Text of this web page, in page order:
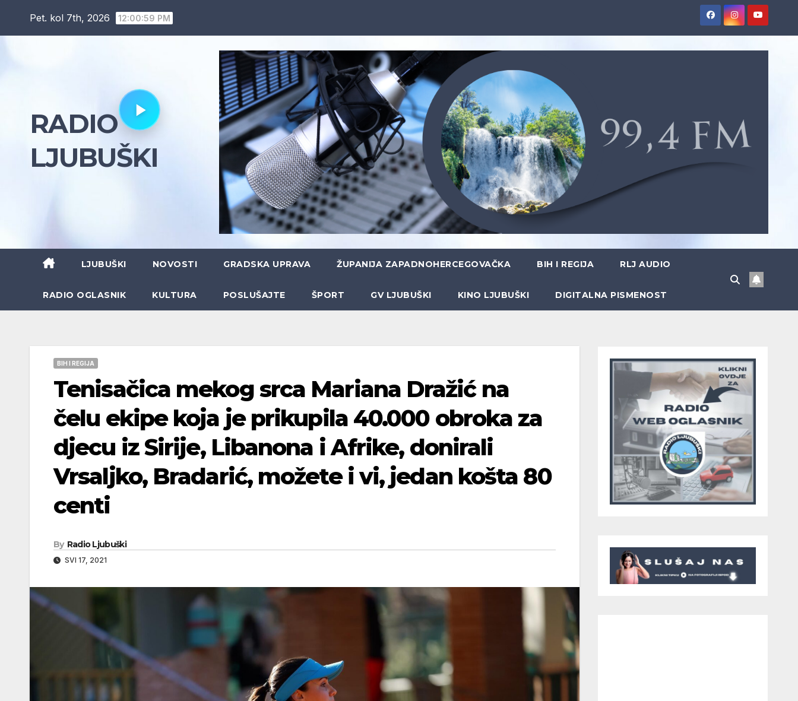
Pet. kol 7th, 2026 12:01:00 PM
RADIO
LJUBUŠKI
LJUBUŠKI NOVOSTI GRADSKA UPRAVA ŽUPANIJA ZAPADNOHERCEGOVAČKA BIH I REGIJA RLJ AUDIO
RADIO OGLASNIK KULTURA POSLUŠAJTE ŠPORT GV LJUBUŠKI KINO LJUBUŠKI DIGITALNA PISMENOST
BIH I REGIJA
Tenisačica mekog srca Mariana Dražić na
čelu ekipe koja je prikupila 40.000 obroka za
djecu iz Sirije, Libanona i Afrike, donirali
Vrsaljko, Bradarić, možete i vi, jedan košta 80
centi
By Radio Ljubuški
SVI 17, 2021